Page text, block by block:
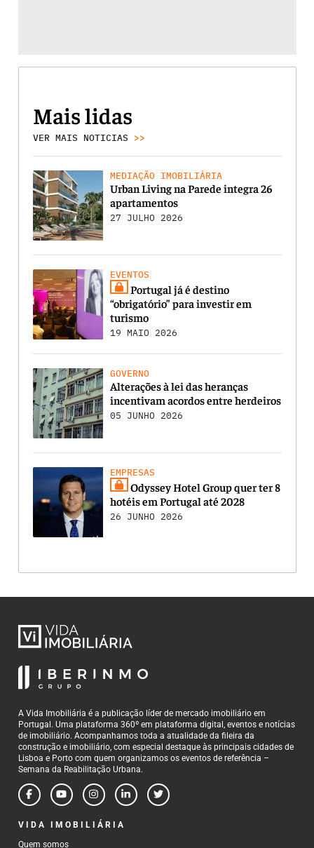
Mais lidas
VER MAIS NOTICIAS >>
MEDIAÇÃO IMOBILIÁRIA
Urban Living na Parede integra 26
apartamentos
27 JULHO 2026
EVENTOS
Portugal já é destino
“obrigatório” para investir em
turismo
19 MAIO 2026
GOVERNO
Alterações à lei das heranças
incentivam acordos entre herdeiros
05 JUNHO 2026
EMPRESAS
Odyssey Hotel Group quer ter 8
hotéis em Portugal até 2028
26 JUNHO 2026
A Vida Imobiliária é a publicação líder de mercado imobiliário em
Portugal. Uma plataforma 360º em plataforma digital, eventos e notícias
de imobiliário. Acompanhamos toda a atualidade da fileira da
construção e imobiliário, com especial destaque às principais cidades de
Lisboa e Porto com quem organizamos os eventos de referência –
Semana da Reabilitação Urbana.
VIDA IMOBILIÁRIA
Quem somos